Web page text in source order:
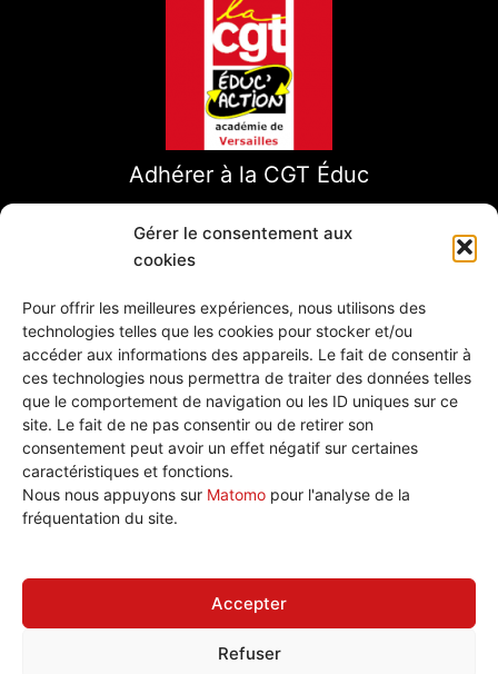
Gérer le consentement aux
cookies
Pour offrir les meilleures expériences, nous utilisons des
technologies telles que les cookies pour stocker et/ou
accéder aux informations des appareils. Le fait de consentir à
ces technologies nous permettra de traiter des données telles
que le comportement de navigation ou les ID uniques sur ce
site. Le fait de ne pas consentir ou de retirer son
consentement peut avoir un effet négatif sur certaines
caractéristiques et fonctions.
Nous nous appuyons sur Matomo pour l'analyse de la
fréquentation du site.
Accepter
Refuser
Adhérer à la CGT Éduc
Nous écrire